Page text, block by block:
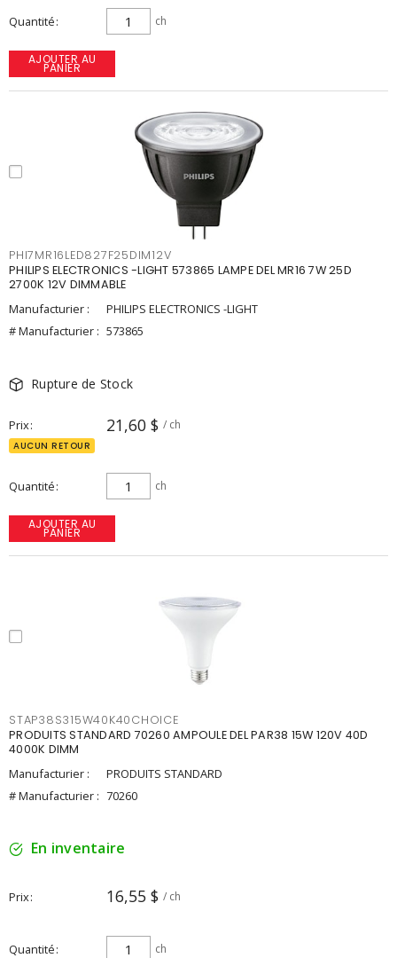
Quantité ch
AJOUTER AU
PANIER
PHI7MR16LED827F25DIM12V
PHILIPS ELECTRONICS -LIGHT 573865 LAMPE DEL MR16 7W 25D
2700K 12V DIMMABLE
Manufacturier :
PHILIPS ELECTRONICS -LIGHT
# Manufacturier : 573865
Rupture de Stock
Prix 21,60 $ / ch
AUCUN RETOUR
Quantité ch
AJOUTER AU
PANIER
STAP38S315W40K40CHOICE
PRODUITS STANDARD 70260 AMPOULE DEL PAR38 15W 120V 40D
4000K DIMM
Manufacturier :
PRODUITS STANDARD
# Manufacturier : 70260
En inventaire
Prix 16,55 $ / ch
Quantité ch